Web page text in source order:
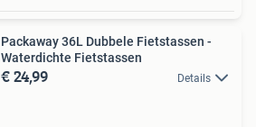
Packaway 36L Dubbele Fietstassen -
Waterdichte Fietstassen
€ 24,99 Details